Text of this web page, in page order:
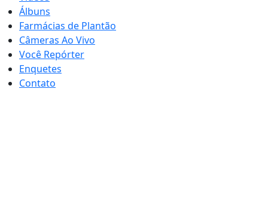
Álbuns
Farmácias de Plantão
Câmeras Ao Vivo
Você Repórter
Enquetes
Contato